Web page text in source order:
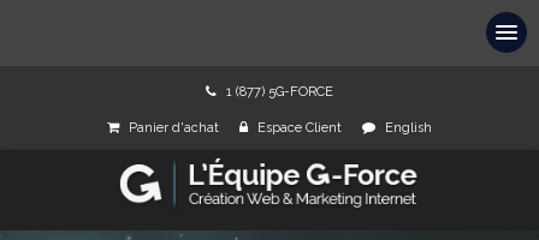
1 (877) 5G-FORCE
Panier d'achat Espace Client English